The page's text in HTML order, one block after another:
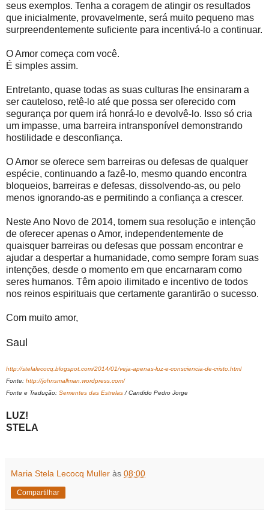
seus exemplos. Tenha a coragem de atingir os resultados
que inicialmente, provavelmente, será muito pequeno mas
surpreendentemente suficiente para incentivá-lo a continuar.
O Amor começa com você.
É simples assim.
Entretanto, quase todas as suas culturas lhe ensinaram a
ser cauteloso, retê-lo até que possa ser oferecido com
segurança por quem irá honrá-lo e devolvê-lo. Isso só cria
um impasse, uma barreira intransponível demonstrando
hostilidade e desconfiança.
O Amor se oferece sem barreiras ou defesas de qualquer
espécie, continuando a fazê-lo, mesmo quando encontra
bloqueios, barreiras e defesas, dissolvendo-as, ou pelo
menos ignorando-as e permitindo a confiança a crescer.
Neste Ano Novo de 2014, tomem sua resolução e intenção
de oferecer apenas o Amor, independentemente de
quaisquer barreiras ou defesas que possam encontrar e
ajudar a despertar a humanidade, como sempre foram suas
intenções, desde o momento em que encarnaram como
seres humanos. Têm apoio ilimitado e incentivo de todos
nos reinos espirituais que certamente garantirão o sucesso.
Com muito amor,
Saul
http://stelalecocq.blogspot.com/2014/01/veja-apenas-luz-e-consciencia-de-cristo.html
Fonte: http://johnsmallman.wordpress.com/
Fonte e Tradução: Sementes das Estrelas/ Candido Pedro Jorge
LUZ!
STELA
Maria Stela Lecocq Muller às 08:00
Compartilhar